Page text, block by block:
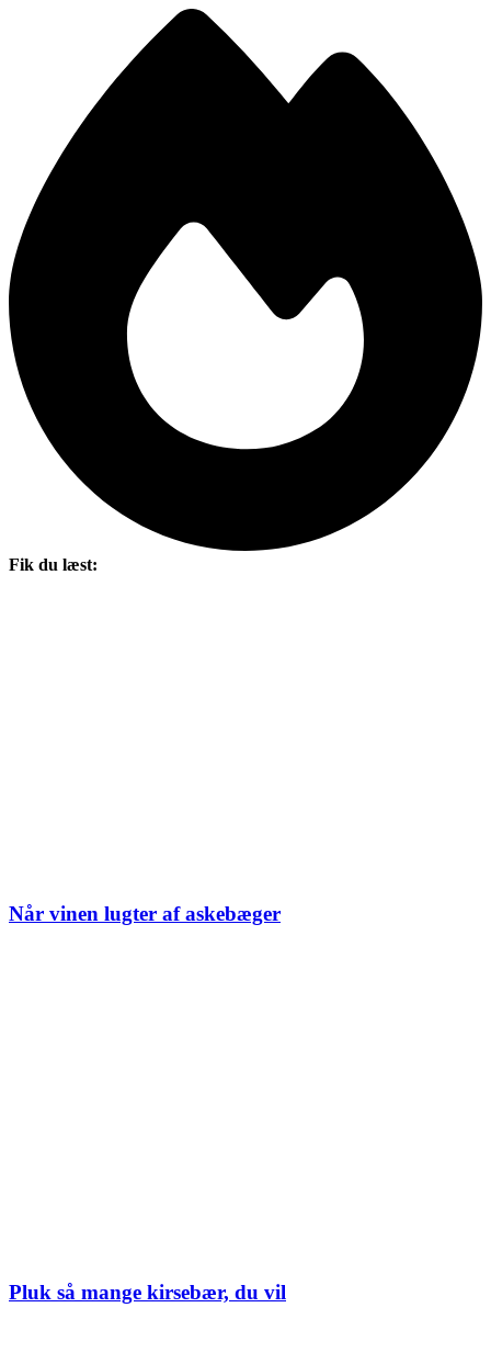
Fik du læst:
Når vinen lugter af askebæger
Pluk så mange kirsebær, du vil